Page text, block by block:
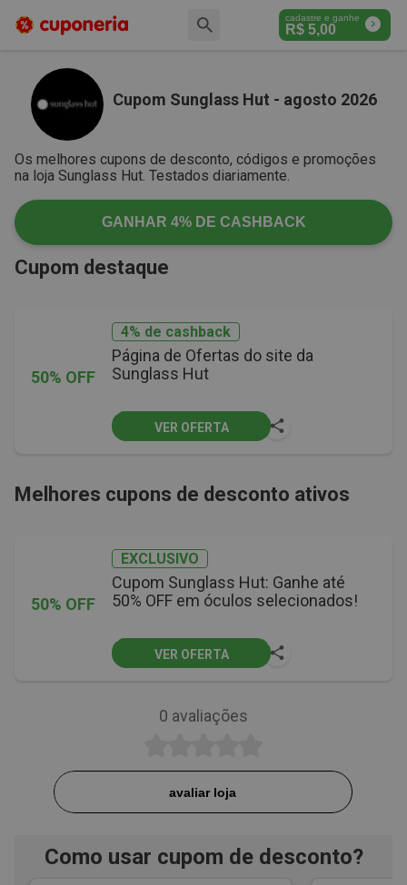
cadastre e ganhe
R$ 5,00
Cupom Sunglass Hut - agosto 2026
Os melhores cupons de desconto, códigos e promoções
na loja Sunglass Hut. Testados diariamente.
GANHAR 4%DE CASHBACK
Cupom destaque
50% OFF
4% de cashback
Página de Ofertas do site da
Sunglass Hut
VER OFERTA
Melhores cupons de desconto ativos
50% OFF
EXCLUSIVO
Cupom Sunglass Hut: Ganhe até
50% OFF em óculos selecionados!
VER OFERTA
0 avaliações
avaliar loja
Como usar cupom de desconto?